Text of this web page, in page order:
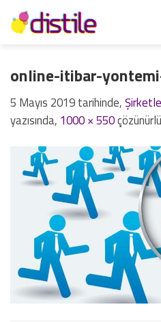
İçeriğe
atla
online-itibar-
5 Mayıs 2019tarihinde,
yazısında, 1000 × 550